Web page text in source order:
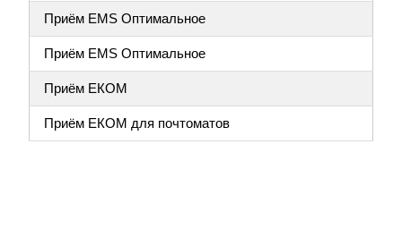
Приём EMS Оптимальное
Приём EMS Оптимальное
Приём ЕКОМ
Приём ЕКОМ для почтоматов